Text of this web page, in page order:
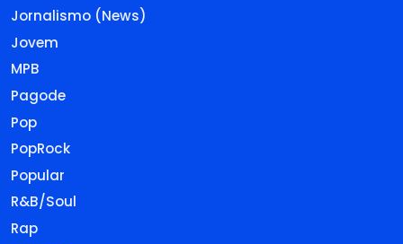
Jornalismo (News)
Jovem
MPB
Pagode
Pop
PopRock
Popular
R&B/Soul
Rap